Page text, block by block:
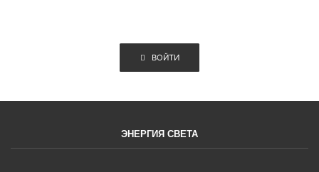
ВОЙТИ
ЭНЕРГИЯ СВЕТА